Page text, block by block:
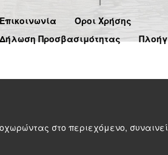
Επικοινωνία
Όροι Χρήσης
Δήλωση Προσβασιμότητας
στο περιεχόμενο,